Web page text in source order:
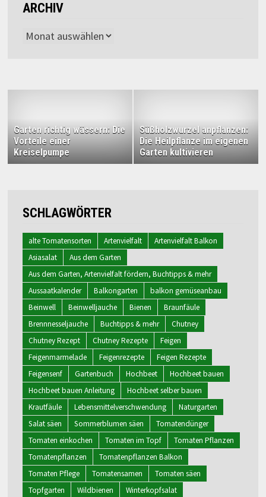
ARCHIV
Archiv
Garten richtig wässern: Die
Vorteile einer
Kreiselpumpe
Süßholzwurzel anpflanzen:
Die Heilpflanze im eigenen
Garten kultivieren
SCHLAGWÖRTER
alte Tomatensorten Artenvielfalt
Artenvielfalt Balkon
Asiasalat
Aus dem Garten
Aus dem Garten, Artenvielfalt fördern, Buchtipps & mehr
Aussaatkalender
Balkongarten
balkon gemüseanbau
Beinwell
Beinwelljauche Bienen
Braunfäule
Brennnesseljauche
Buchtipps & mehr
Chutney
Chutney Rezept
Chutney Rezepte
Feigen
Feigenmarmelade
Feigenrezepte
Feigen Rezepte
Feigensenf
Gartenbuch Hochbeet
Hochbeet bauen
Hochbeet bauen Anleitung
Hochbeet selber bauen
Krautfäule
Lebensmittelverschwendung
Naturgarten
Salat säen
Sommerblumen säen
Tomatendünger
Tomaten einkochen
Tomaten im Topf
Tomaten Pflanzen
Tomatenpflanzen
Tomatenpflanzen Balkon
Tomaten Pflege
Tomatensamen
Tomaten säen
Topfgarten
Wildbienen Winterkopfsalat